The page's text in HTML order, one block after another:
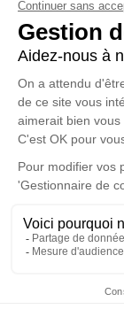
commune
sud de La Roche-
vos besoins et